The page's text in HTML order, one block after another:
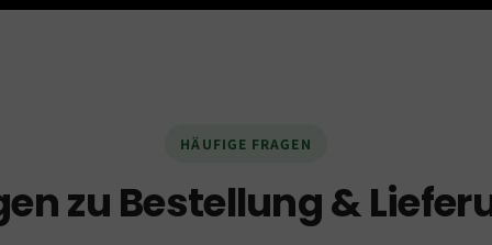
HÄUFIGE FRAGEN
zu Bestellung &